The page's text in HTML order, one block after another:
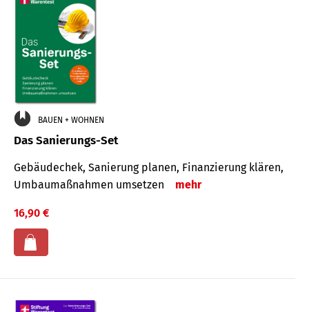
BAUEN + WOHNEN
Das Sanierungs-Set
Gebäudechek, Sanierung planen, Finanzierung klären,
Umbaumaßnahmen umsetzen
mehr
16,90 €